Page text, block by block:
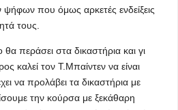
που όμως αρκετές ενδείξεις
τους.
περάσει στα δικαστήρια και γι
καλεί τον Τ.Μπαίντεν να είναι
να προλάβει τα δικαστήρια με
την κούρσα με ξεκάθαρη